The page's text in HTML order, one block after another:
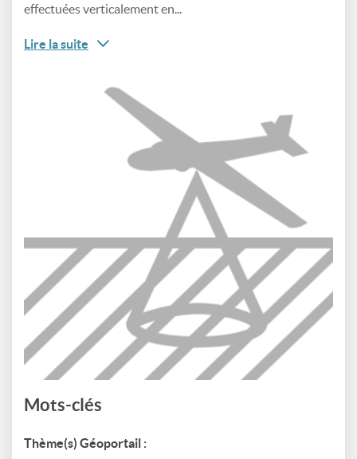
effectuées verticalement en...
Lire la suite
Mots-clés
Thème(s) Géoportail :